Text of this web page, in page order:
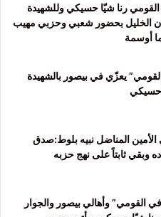
القومي رنا شيّا حسيكي وللشهيدة
الخليل بحضور شعبي وحزبي مهيب
أوسمة
يعزّي في بيصور بالشهيدة
حسيكي
الأمين المناضل نبيه بلوط:صدق
وبقي ثابتاً على نهج حزبه
القومي” وأهالي بيصور والجوار